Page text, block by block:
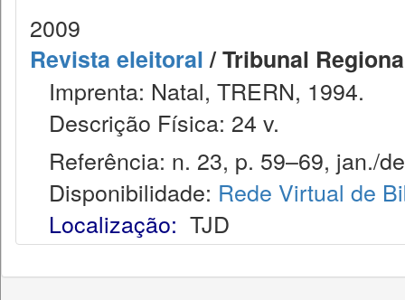
2009
Revista eleitoral/ Tribunal
Imprenta: Natal, TRERN, 1994.
Descrição Física: 24 v.
Referência: n. 23, p. 59–69, jan./
Disponibilidade: Rede Virtual de
Localização: TJD